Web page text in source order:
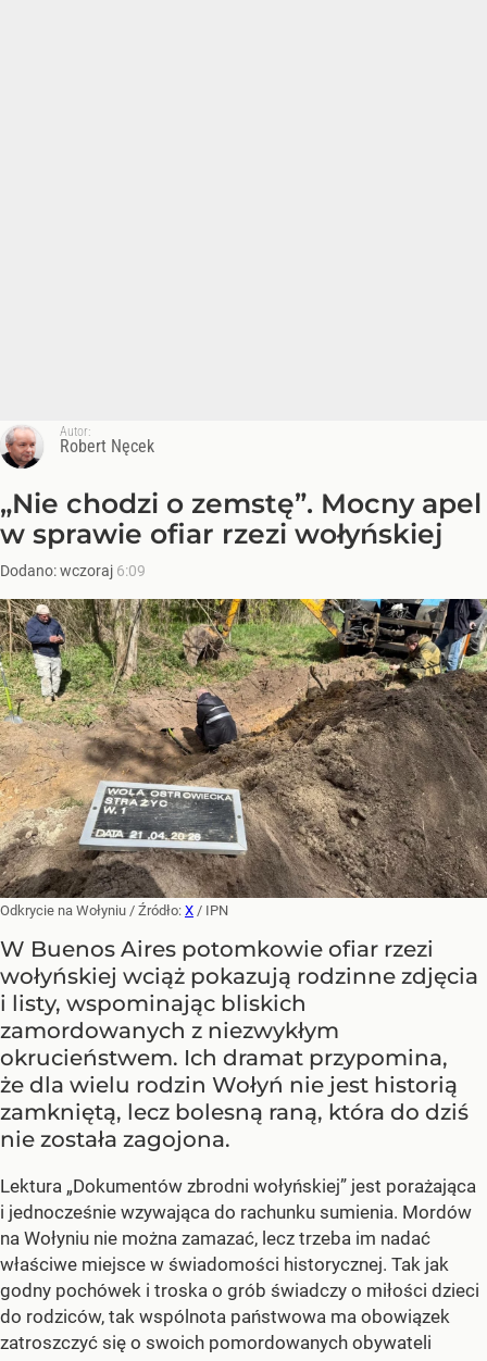
Autor:
Robert Nęcek
„Nie chodzi o zemstę”. Mocny apel
w sprawie ofiar rzezi wołyńskiej
Dodano:wczoraj 6:09
Odkrycie na Wołyniu / Źródło: X / IPN
W Buenos Aires potomkowie ofiar rzezi
wołyńskiej wciąż pokazują rodzinne zdjęcia
i listy, wspominając bliskich
zamordowanych z niezwykłym
okrucieństwem. Ich dramat przypomina,
że dla wielu rodzin Wołyń nie jest historią
zamkniętą, lecz bolesną raną, która do dziś
nie została zagojona.
Lektura „Dokumentów zbrodni wołyńskiej” jest porażająca
i jednocześnie wzywająca do rachunku sumienia. Mordów
na Wołyniu nie można zamazać, lecz trzeba im nadać
właściwe miejsce w świadomości historycznej. Tak jak
godny pochówek i troska o grób świadczy o miłości dzieci
do rodziców, tak wspólnota państwowa ma obowiązek
zatroszczyć się o swoich pomordowanych obywateli